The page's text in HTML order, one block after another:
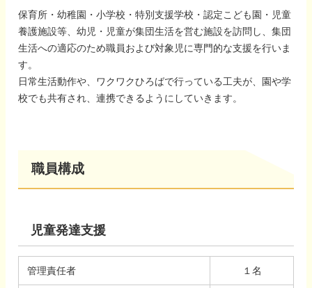
保育所・幼稚園・小学校・特別支援学校・認定こども園・児童
養護施設等、幼児・児童が集団生活を営む施設を訪問し、集団
生活への適応のため職員および対象児に専門的な支援を行いま
す。
日常生活動作や、ワクワクひろばで行っている工夫が、園や学
校でも共有され、連携できるようにしていきます。
職員構成
児童発達支援
管理責任者 １名